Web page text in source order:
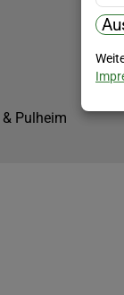
Pulheim